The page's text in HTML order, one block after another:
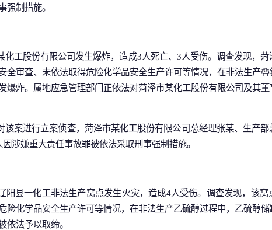
强制措施。
化工股份有限公司发生爆炸，造成3人死亡、3人受伤。调查发现，
全审查、未依法取得危险化学品安全生产许可等情况，在非法生产
爆炸。属地应急管理部门正依法对菏泽市某化工股份有限公司及其
该案进行立案侦查，菏泽市某化工股份有限公司总经理张某、生产
涉嫌重大责任事故罪被依法采取刑事强制措施。
阳县一化工非法生产窝点发生火灾，造成4人受伤。调查发现，该
险化学品安全生产许可等情况，在非法生产乙硫醇过程中，乙硫醇
依法予以取缔。